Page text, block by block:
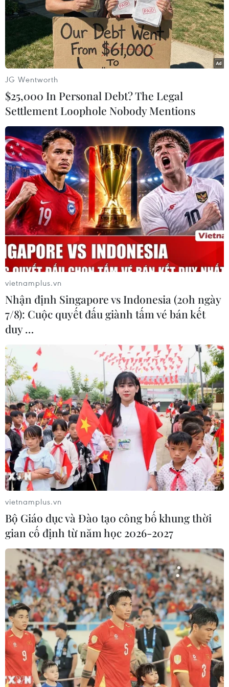
Lần đầu tiên có quy định về nhà giáo hợp
đồng toàn thời gian sau khi nghỉ hưu
24/03/2026 11:16
Bộ Giáo dục và Đào tạo cho biết điều này nhằm khắc
phục tình trạng thiếu giáo viên cục bộ, đặc biệt ở các bộ
môn đặc thù và các địa phương vùng sâu, vùng xa.
Thủ tướng Phạm Minh Chính tiếp xúc cử
tri thành phố Cần Thơ
28/12/2025 12:08
Thủ tướng thẳng thắn chỉ rõ tại Cần Thơ tỷ lệ trường đạt
chuẩn quốc gia còn thấp và chưa đồng đều giữa các
cấp học; còn tình trạng thiếu giáo viên, cơ cấu môn học
chưa hợp lý...
JG Wentworth
$25,000 In Personal Debt? The Legal
Settlement Loophole Nobody Mentions
vietnamplus.vn
Nhận định Singapore vs Indonesia (20h ngày
7/8): Cuộc quyết đấu giành tấm vé bán kết
duy …
vietnamplus.vn
Bộ Giáo dục và Đào tạo công bố khung thời
gian cố định từ năm học 2026-2027